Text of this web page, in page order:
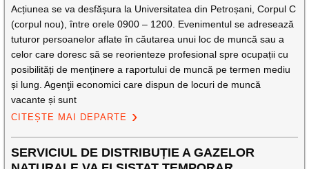
Acțiunea se va desfășura la Universitatea din Petroșani, Corpul C
(corpul nou), între orele 0900 – 1200. Evenimentul se adresează
tuturor persoanelor aflate în căutarea unui loc de muncă sau a
celor care doresc să se reorienteze profesional spre ocupații cu
posibilități de menținere a raportului de muncă pe termen mediu
și lung. Agenţii economici care dispun de locuri de muncă
vacante și sunt
CITEȘTE MAI DEPARTE
SERVICIUL DE DISTRIBUȚIE A GAZELOR